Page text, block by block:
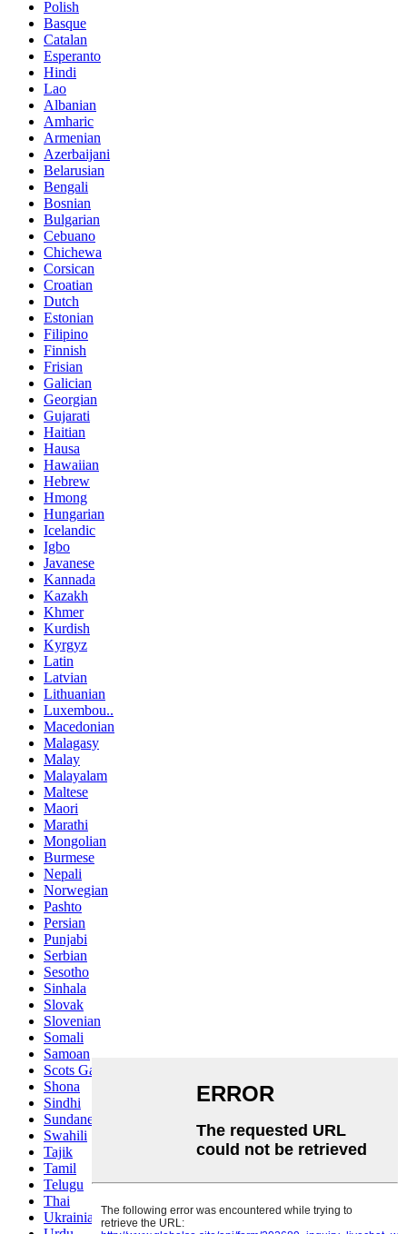
Polish
Basque
Catalan
Esperanto
Hindi
Lao
Albanian
Amharic
Armenian
Azerbaijani
Belarusian
Bengali
Bosnian
Bulgarian
Cebuano
Chichewa
Corsican
Croatian
Dutch
Estonian
Filipino
Finnish
Frisian
Galician
Georgian
Gujarati
Haitian
Hausa
Hawaiian
Hebrew
Hmong
Hungarian
Icelandic
Igbo
Javanese
Kannada
Kazakh
Khmer
Kurdish
Kyrgyz
Latin
Latvian
Lithuanian
Luxembou..
Macedonian
Malagasy
Malay
Malayalam
Maltese
Maori
Marathi
Mongolian
Burmese
Nepali
Norwegian
Pashto
Persian
Punjabi
Serbian
Sesotho
Sinhala
Slovak
Slovenian
Somali
Samoan
Scots Gaelic
Shona
Sindhi
Sundanese
Swahili
Tajik
Tamil
Telugu
Thai
Ukrainian